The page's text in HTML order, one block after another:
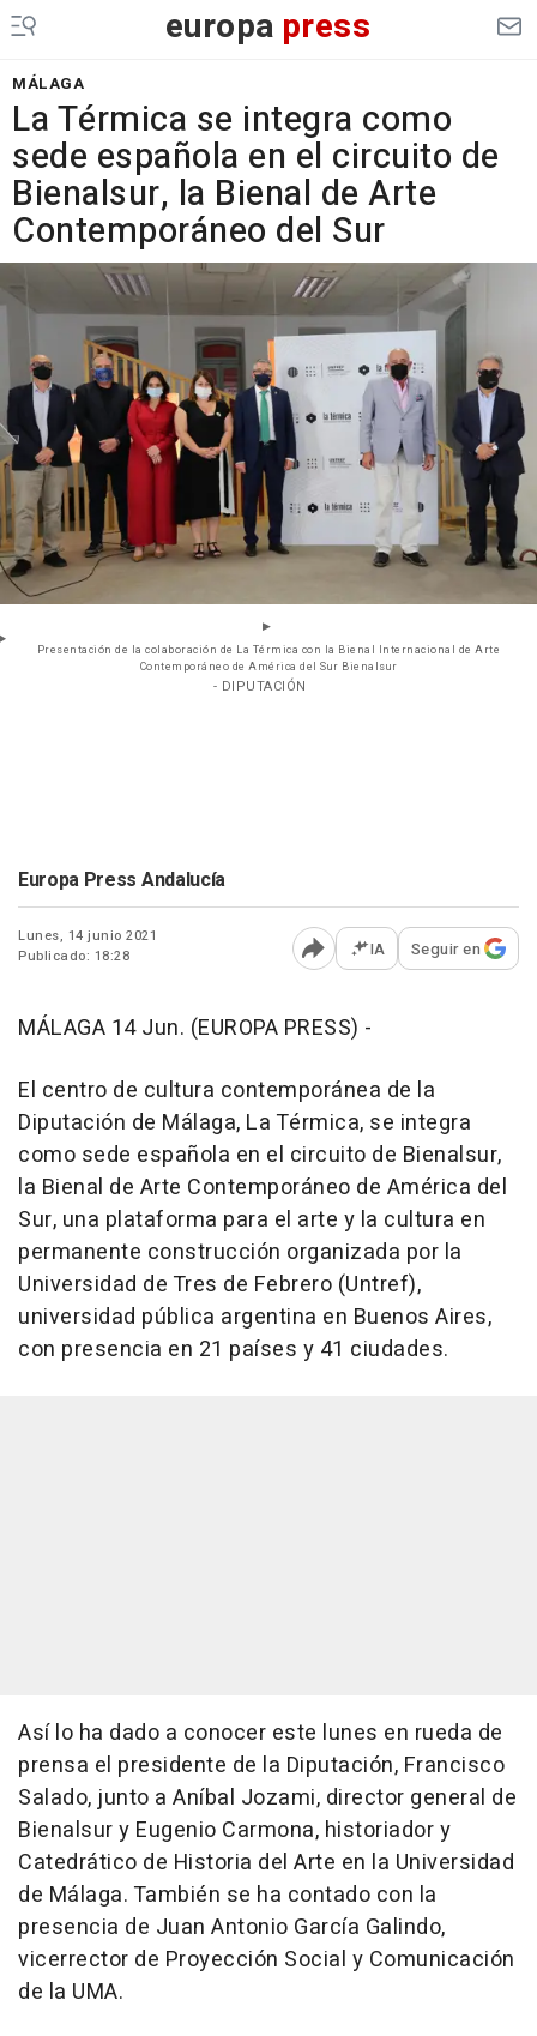
europa press
MÁLAGA
La Térmica se integra como
sede española en el circuito de
Bienalsur, la Bienal de Arte
Contemporáneo del Sur
Presentación de la colaboración de La Térmica con la Bienal Internacional de Arte
Contemporáneo de América del Sur Bienalsur
- DIPUTACIÓN
Europa Press Andalucía
Lunes, 14 junio 2021
Publicado: 18:28
Abrir opciones para
IA Seguir en
MÁLAGA 14 Jun. (EUROPA PRESS) -
El centro de cultura contemporánea de la
Diputación de Málaga, La Térmica, se integra
como sede española en el circuito de Bienalsur,
la Bienal de Arte Contemporáneo de América del
Sur, una plataforma para el arte y la cultura en
permanente construcción organizada por la
Universidad de Tres de Febrero (Untref),
universidad pública argentina en Buenos Aires,
con presencia en 21 países y 41 ciudades.
Así lo ha dado a conocer este lunes en rueda de
prensa el presidente de la Diputación, Francisco
Salado, junto a Aníbal Jozami, director general de
Bienalsur y Eugenio Carmona, historiador y
Catedrático de Historia del Arte en la Universidad
de Málaga. También se ha contado con la
presencia de Juan Antonio García Galindo,
vicerrector de Proyección Social y Comunicación
de la UMA.